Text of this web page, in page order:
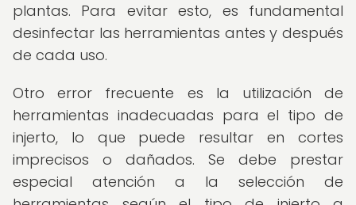
plantas. Para evitar esto, es fundamental
desinfectar las herramientas antes y después
de cada uso.
Otro error frecuente es la utilización de
herramientas inadecuadas para el tipo de
injerto, lo que puede resultar en cortes
imprecisos o dañados. Se debe prestar
especial atención a la selección de